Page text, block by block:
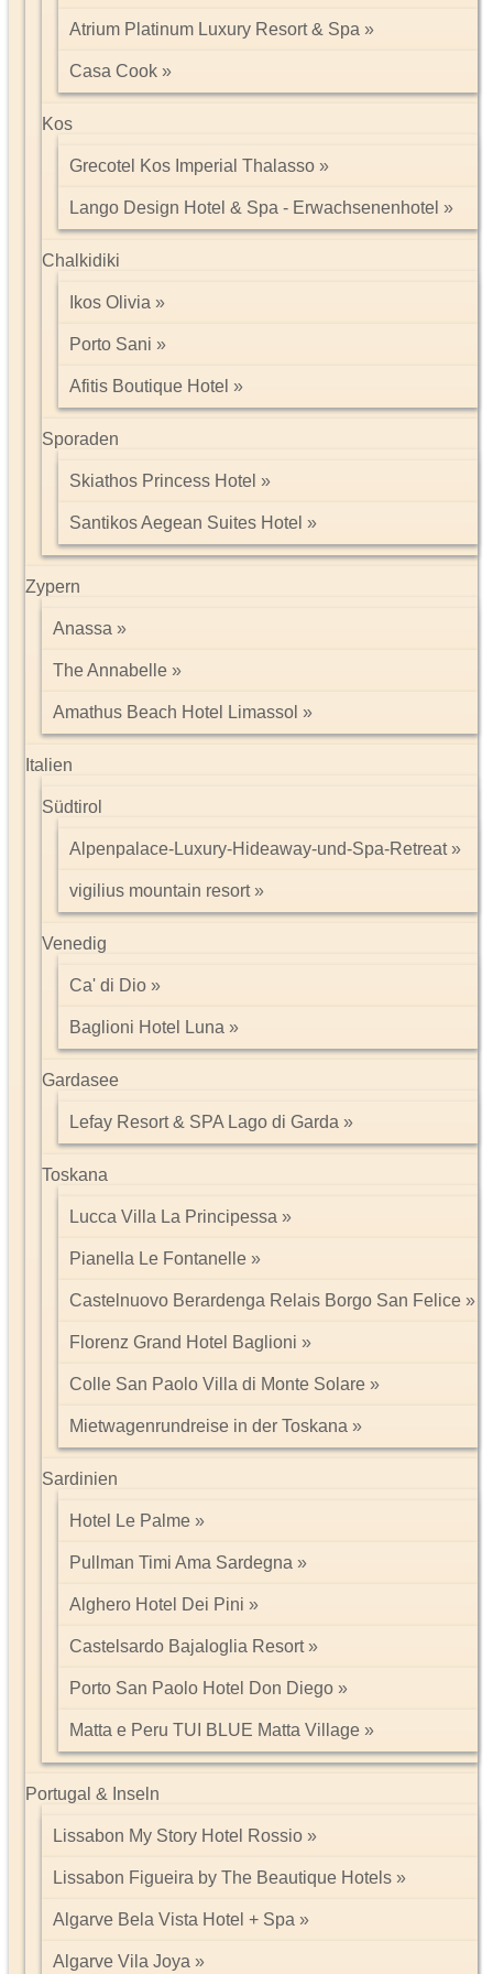
Atrium Platinum Luxury Resort & Spa
Casa Cook
Kos
Grecotel Kos Imperial Thalasso
Lango Design Hotel & Spa - Erwachsenenhotel
Chalkidiki
Ikos Olivia
Porto Sani
Afitis Boutique Hotel
Sporaden
Skiathos Princess Hotel
Santikos Aegean Suites Hotel
Zypern
Anassa
The Annabelle
Amathus Beach Hotel Limassol
Italien
Südtirol
Alpenpalace-Luxury-Hideaway-und-Spa-Retreat
vigilius mountain resort
Venedig
Ca' di Dio
Baglioni Hotel Luna
Gardasee
Lefay Resort & SPA Lago di Garda
Toskana
Lucca Villa La Principessa
Pianella Le Fontanelle
Castelnuovo Berardenga Relais Borgo San Felice
Florenz Grand Hotel Baglioni
Colle San Paolo Villa di Monte Solare
Mietwagenrundreise in der Toskana
Sardinien
Hotel Le Palme
Pullman Timi Ama Sardegna
Alghero Hotel Dei Pini
Castelsardo Bajaloglia Resort
Porto San Paolo Hotel Don Diego
Matta e Peru TUI BLUE Matta Village
Portugal & Inseln
Lissabon My Story Hotel Rossio
Lissabon Figueira by The Beautique Hotels
Algarve Bela Vista Hotel + Spa
Algarve Vila Joya
Datenschutz
Tel: 089 74612323